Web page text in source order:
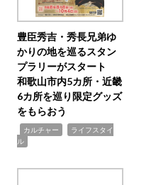
豊臣秀吉・秀長兄弟ゆ
かりの地を巡るスタン
プラリーがスタート
和歌山市内5カ所・近畿
6カ所を巡り限定グッズ
をもらおう
カルチャー
ライフスタイ
ル